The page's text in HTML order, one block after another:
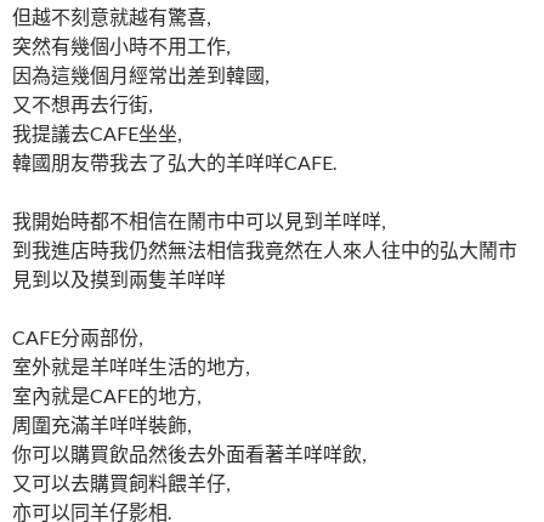
但越不刻意就越有驚喜,
突然有幾個小時不用工作,
因為這幾個月經常出差到韓國,
又不想再去行街,
我提議去CAFE坐坐,
韓國朋友帶我去了弘大的羊咩咩CAFE.
我開始時都不相信在鬧市中可以見到羊咩咩,
到我進店時我仍然無法相信我竟然在人來人往中的弘大鬧市
見到以及摸到兩隻羊咩咩
CAFE分兩部份,
室外就是羊咩咩生活的地方,
室內就是CAFE的地方,
周圍充滿羊咩咩裝飾,
你可以購買飲品然後去外面看著羊咩咩飲,
又可以去購買飼料餵羊仔,
亦可以同羊仔影相.